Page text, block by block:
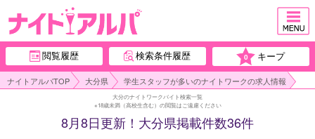
閲覧履歴 検索条件履歴 0 キープ
ナイトアルパTOP 大分県 学生スタッフが多いのナイトワークの求人情報
大分のナイトワークバイト検索一覧
※18歳未満（高校生含む）の閲覧はご遠慮ください
8月8日更新！大分県掲載件数36件